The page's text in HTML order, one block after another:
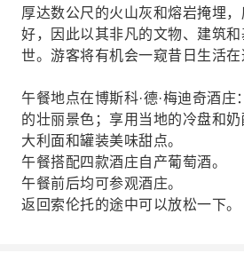
厚达数公尺的火山灰和熔岩掩埋
好，因此以其非凡的文物、建筑
世。游客将有机会一窥昔日生活在
午餐地点在博斯科·德·梅迪奇酒庄
的壮丽景色；享用当地的冷盘和
大利面和罐装美味甜点。
午餐搭配四款酒庄自产葡萄酒。
午餐前后均可参观酒庄。
返回索伦托的途中可以放松一下。